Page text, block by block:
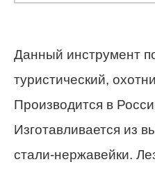
Данный инструмент
туристический,
Производится в
Изготавливается из
стали-нержавейки.